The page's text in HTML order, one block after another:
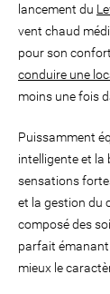
lancement du
vent chaud
pour son
conduire une
moins une fois
Puissamment
intelligente et la
sensations
et la gestion du
composé des
parfait
mieux le